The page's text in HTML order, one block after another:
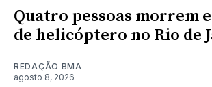
Quatro pessoas morrem
de helicóptero no Rio de
REDAÇÃO BMA
agosto 8, 2026